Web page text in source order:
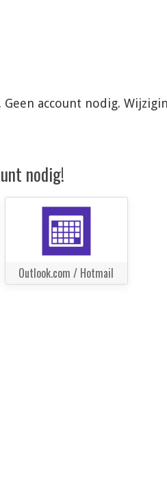
account nodig.
nodig!
Outlook.com / Hotmail